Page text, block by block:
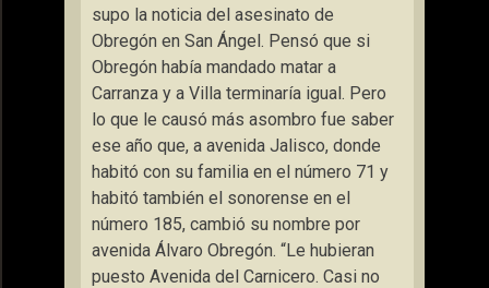
supo la noticia del asesinato de
Obregón en San Ángel. Pensó que si
Obregón había mandado matar a
Carranza y a Villa terminaría igual. Pero
lo que le causó más asombro fue saber
ese año que, a avenida Jalisco, donde
habitó con su familia en el número 71 y
habitó también el sonorense en el
número 185, cambió su nombre por
avenida Álvaro Obregón. “Le hubieran
puesto Avenida del Carnicero. Casi no